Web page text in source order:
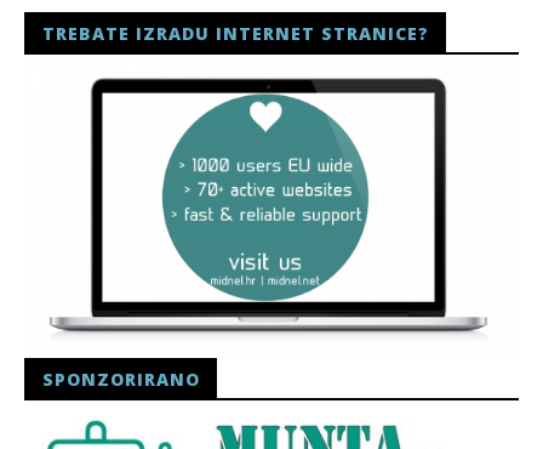
TREBATE IZRADU INTERNET STRANICE?
SPONZORIRANO